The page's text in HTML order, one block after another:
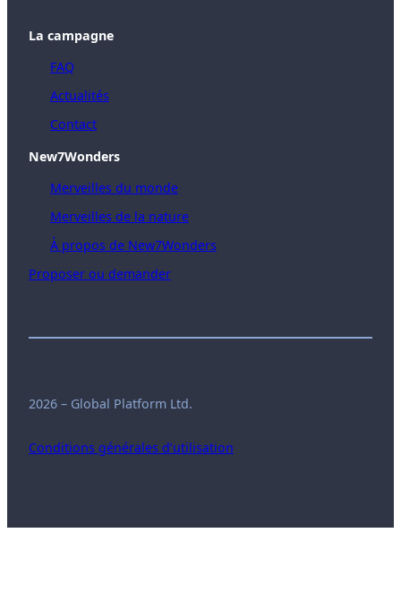
La campagne
FAQ
Actualités
Contact
New7Wonders
Merveilles du monde
Merveilles de la nature
À propos de New7Wonders
Proposer ou demander
2026 – Global Platform Ltd.
Conditions générales d’utilisation